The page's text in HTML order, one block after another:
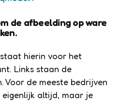
de afbeelding op ware
hierin voor het
Links staan de
Voor de meeste bedrijven
altijd, maar je